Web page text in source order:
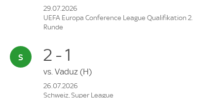
29.07.2026
UEFA Europa Conference League Qualifikation 2.
Runde
2 - 1
vs. Vaduz (H)
26.07.2026
Schweiz, Super League